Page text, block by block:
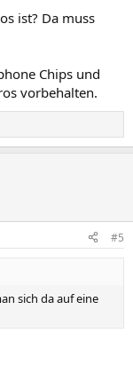
ist? Da muss
Chips und
vorbehalten.
#5
sich da auf eine